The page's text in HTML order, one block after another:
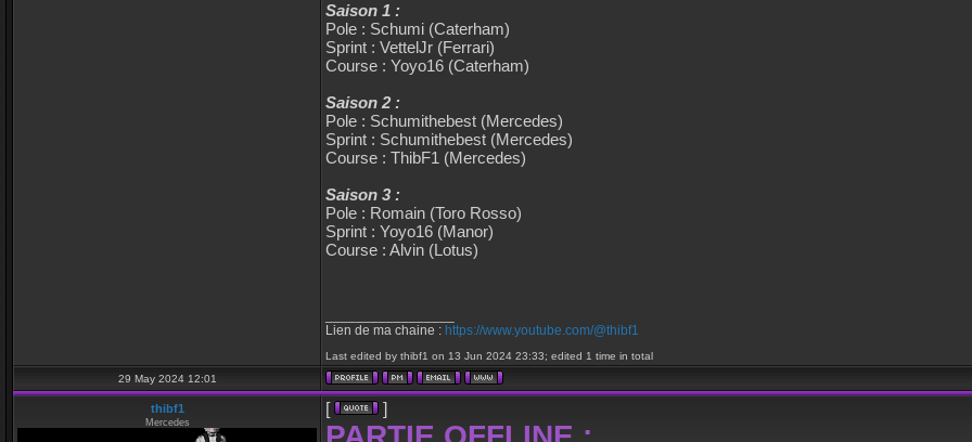
Saison 1 :
Pole : Schumi (Caterham)
Sprint : VettelJr (Ferrari)
Course : Yoyo16 (Caterham)
Saison 2 :
Pole : Schumithebest (Mercedes)
Sprint : Schumithebest (Mercedes)
Course : ThibF1 (Mercedes)
Saison 3 :
Pole : Romain (Toro Rosso)
Sprint : Yoyo16 (Manor)
Course : Alvin (Lotus)
Lien de ma chaine : https://www.youtube.com/@thibf1
Last edited by thibf1 on 13 Jun 2024 23:33; edited 1 time in total
29 May 2024 12:01
thibf1
Mercedes
[ ]